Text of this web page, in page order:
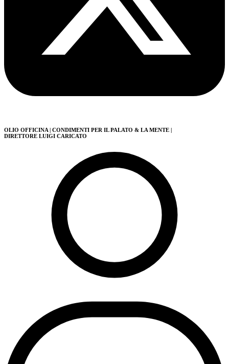
OLIO OFFICINA | CONDIMENTI PER IL PALATO & LA MENTE |
DIRETTORE LUIGI CARICATO